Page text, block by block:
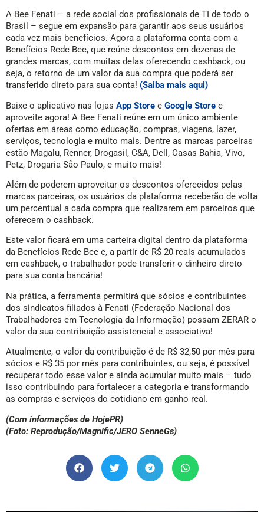
A Bee Fenati – a rede social dos profissionais de TI de todo o
Brasil – segue em expansão para garantir aos seus usuários
cada vez mais benefícios. Agora a plataforma conta com a
Benefícios Rede Bee, que reúne descontos em dezenas de
grandes marcas, com muitas delas oferecendo cashback, ou
seja, o retorno de um valor da sua compra que poderá ser
transferido direto para sua conta! (Saiba mais aqui)
Baixe o aplicativo nas lojas App Store e Google Store e
aproveite agora! A Bee Fenati reúne em um único ambiente
ofertas em áreas como educação, compras, viagens, lazer,
serviços, tecnologia e muito mais. Dentre as marcas parceiras
estão Magalu, Renner, Drogasil, C&A, Dell, Casas Bahia, Vivo,
Petz, Drogaria São Paulo, e muito mais!
Além de poderem aproveitar os descontos oferecidos pelas
marcas parceiras, os usuários da plataforma receberão de volta
um percentual a cada compra que realizarem em parceiros que
oferecem o cashback.
Este valor ficará em uma carteira digital dentro da plataforma
da Benefícios Rede Bee e, a partir de R$ 20 reais acumulados
em cashback, o trabalhador pode transferir o dinheiro direto
para sua conta bancária!
Na prática, a ferramenta permitirá que sócios e contribuintes
dos sindicatos filiados à Fenati (Federação Nacional dos
Trabalhadores em Tecnologia da Informação) possam ZERAR o
valor da sua contribuição assistencial e associativa!
Atualmente, o valor da contribuição é de R$ 32,50 por mês para
sócios e R$ 35 por mês para contribuintes, ou seja, é possível
recuperar todo esse valor e ainda acumular muito mais – tudo
isso contribuindo para fortalecer a categoria e transformando
as compras e serviços do cotidiano em ganho real.
(Com informações de HojePR)
(Foto: Reprodução/Magnific/JERO SenneGs)